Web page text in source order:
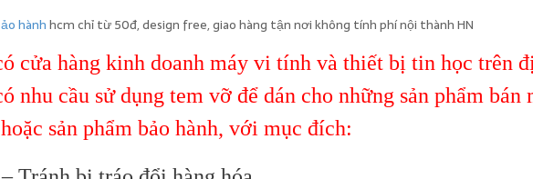
hànhhcm chỉ từ 50đ, design free, giao hàng tận nơi không tính phí nội thành HN
cửa hàng kinh doanh máy vi tính và thiết bị tin học trên
nhu cầu sử dụng tem vỡ để dán cho những sản phẩm bán
sản phẩm bảo hành, với mục đích: